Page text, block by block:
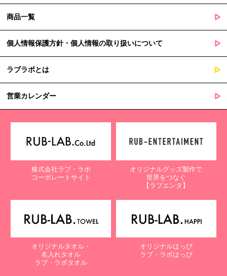
商品一覧
個人情報保護方針・個人情報の取り扱いについて
ラブラボとは
営業カレンダー
株式会社ラブ・ラボ
コーポレートサイト
オリジナルグッズ製作で
世界をつなぐ
【ラブエンタ】
オリジナルタオル・
名入れタオル
ラブ・ラボタオル
オリジナルはっぴ
ラブ・ラボはっぴ